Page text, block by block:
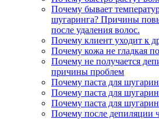
Почему бывает
шугаринга? Причины
после удаления волос.
Почему клиент уходит к
Почему кожа не гладкая
Почему не получается
причины проблем
Почему паста для
Почему паста для
Почему паста для
Почему после депиляции